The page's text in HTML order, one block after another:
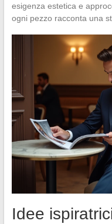
esigenza estetica e
ogni pezzo racconta una
Idee